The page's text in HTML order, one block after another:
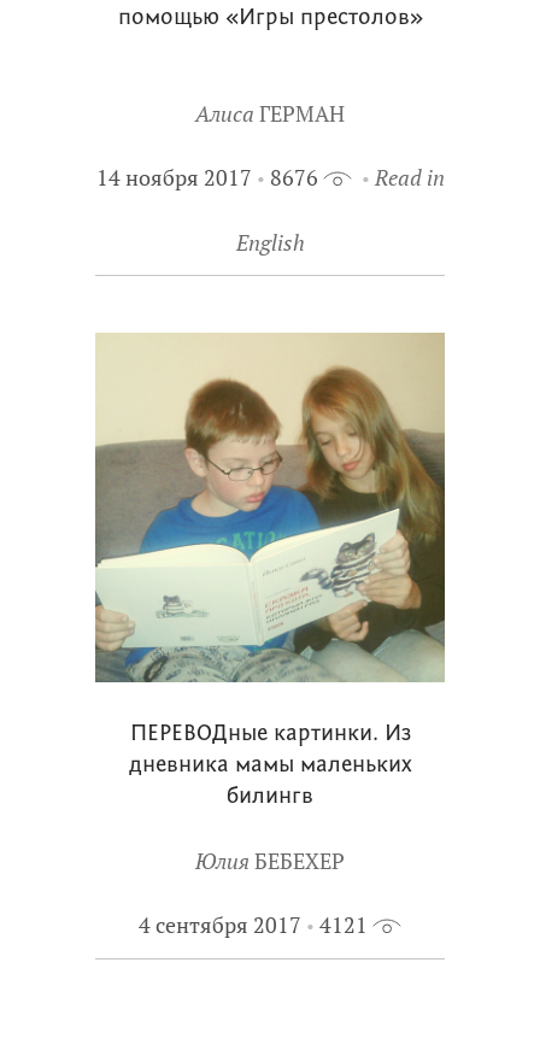
помощью «Игры престолов»
Алиса ГЕРМАН
14 ноября 2017 8676 Read in
English
ПЕРЕВОДные картинки. Из
дневника мамы маленьких
билингв
Юлия БЕБЕХЕР
4 сентября 2017 4121